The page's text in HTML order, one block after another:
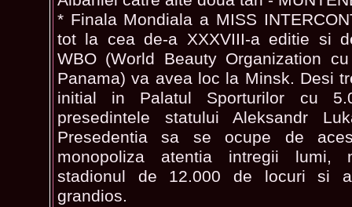
* Finala Mondiala a MISS
tot la cea de-a XXXVIII-a editie si
WBO (World Beauty Organization
Panama) va avea loc la Minsk. Desi
initial in Palatul Sporturilor cu
presedintele statului Aleksandr
Presedentia sa se ocupe de
monopoliza atentia intregii lumi,
stadionul de 12.000 de locuri si
grandios.